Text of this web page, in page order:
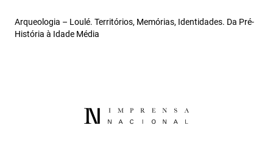
Arqueologia – Loulé. Territórios, Memórias, Identidades. Da Pré-
História à Idade Média